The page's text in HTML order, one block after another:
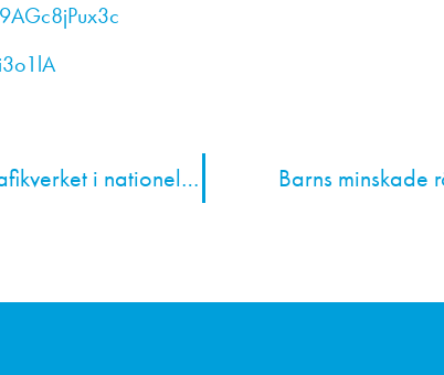
Aktiva skoltransporter lyfts av Trafikverket i nationell satsning för ökad vardagsrörelse Barns minskade